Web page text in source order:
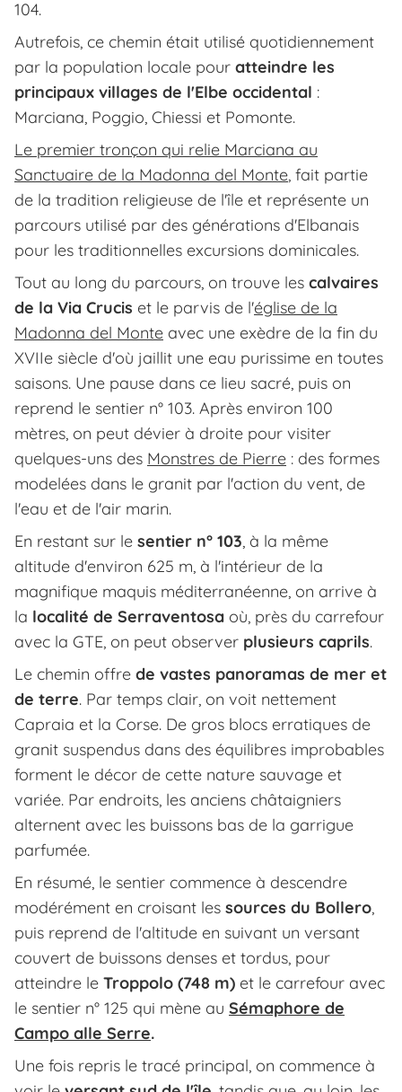
104.
Autrefois, ce chemin était utilisé quotidiennement
par la population locale pour atteindre les
principaux villages de l'Elbe occidental :
Marciana, Poggio, Chiessi et Pomonte.
Le premier tronçon qui relie Marciana au
Sanctuaire de la Madonna del Monte, fait partie
de la tradition religieuse de l'île et représente un
parcours utilisé par des générations d'Elbanais
pour les traditionnelles excursions dominicales.
Tout au long du parcours, on trouve les calvaires
de la Via Crucis et le parvis de l'église de la
Madonna del Monte avec une exèdre de la fin du
XVIIe siècle d'où jaillit une eau purissime en toutes
saisons. Une pause dans ce lieu sacré, puis on
reprend le sentier n° 103. Après environ 100
mètres, on peut dévier à droite pour visiter
quelques-uns des Monstres de Pierre : des formes
modelées dans le granit par l'action du vent, de
l'eau et de l'air marin.
En restant sur le sentier n° 103, à la même
altitude d'environ 625 m, à l'intérieur de la
magnifique maquis méditerranéenne, on arrive à
la localité de Serraventosa où, près du carrefour
avec la GTE, on peut observer plusieurs caprils.
Le chemin offre de vastes panoramas de mer et
de terre. Par temps clair, on voit nettement
Capraia et la Corse. De gros blocs erratiques de
granit suspendus dans des équilibres improbables
forment le décor de cette nature sauvage et
variée. Par endroits, les anciens châtaigniers
alternent avec les buissons bas de la garrigue
parfumée.
En résumé, le sentier commence à descendre
modérément en croisant les sources du Bollero,
puis reprend de l'altitude en suivant un versant
couvert de buissons denses et tordus, pour
atteindre le Troppolo (748 m) et le carrefour avec
le sentier n° 125 qui mène au Sémaphore de
Campo alle Serre.
Une fois repris le tracé principal, on commence à